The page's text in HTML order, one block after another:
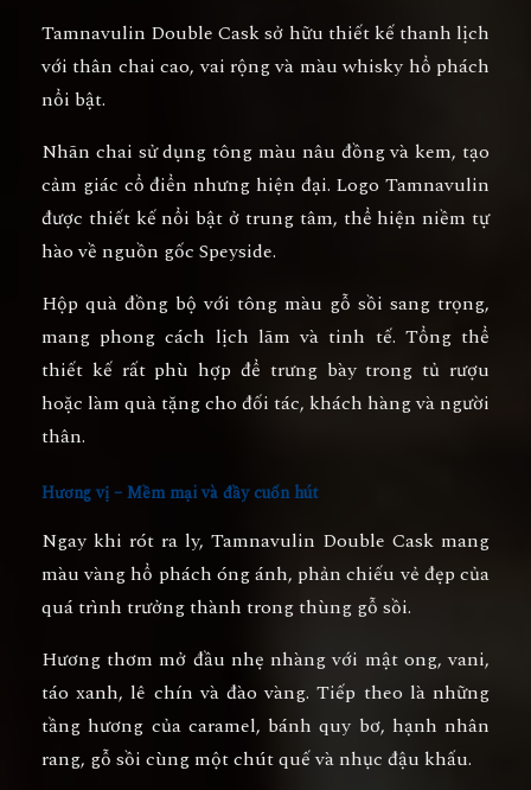
Tamnavulin Double Cask sở hữu thiết kế thanh lịch
với thân chai cao, vai rộng và màu whisky hổ phách
nổi bật.
Nhãn chai sử dụng tông màu nâu đồng và kem, tạo
cảm giác cổ điển nhưng hiện đại. Logo Tamnavulin
được thiết kế nổi bật ở trung tâm, thể hiện niềm tự
hào về nguồn gốc Speyside.
Hộp quà đồng bộ với tông màu gỗ sồi sang trọng,
mang phong cách lịch lãm và tinh tế. Tổng thể
thiết kế rất phù hợp để trưng bày trong tủ rượu
hoặc làm quà tặng cho đối tác, khách hàng và người
thân.
Hương vị – Mềm mại và đầy cuốn hút
Ngay khi rót ra ly, Tamnavulin Double Cask mang
màuvàng hổ phách óng ánh, phản chiếu vẻ đẹp của
quá trình trưởng thành trong thùng gỗ sồi.
Hương thơm mở đầu nhẹ nhàng với mật ong, vani,
táo xanh, lê chín và đào vàng. Tiếp theo là những
tầng hương của caramel, bánh quy bơ, hạnh nhân
rang, gỗ sồi cùng một chút quế và nhục đậu khấu.